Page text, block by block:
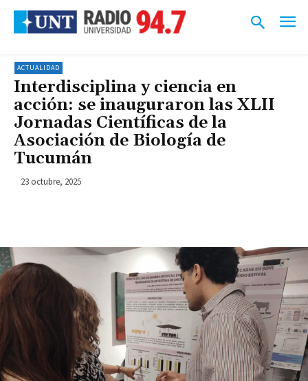
ACTUALIDAD
Interdisciplina y ciencia en
acción: se inauguraron las XLII
Jornadas Científicas de la
Asociación de Biología de
Tucumán
23 octubre, 2025